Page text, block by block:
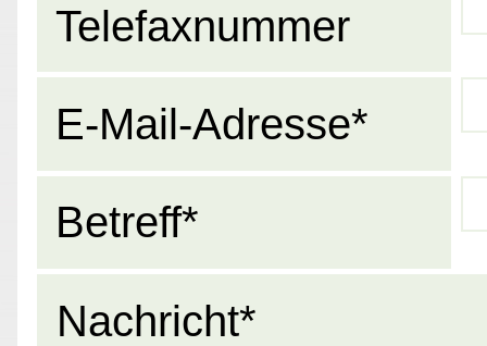
Telefaxnummer
E-Mail-Adresse*
Betreff*
Nachricht*